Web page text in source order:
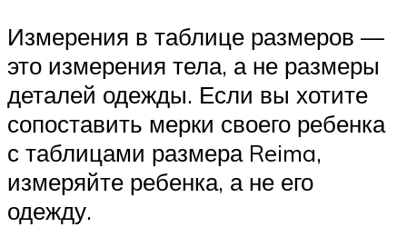
Измерения в таблице размеров —
это измерения тела, а не размеры
деталей одежды. Если вы хотите
сопоставить мерки своего ребенка
с таблицами размера Reima,
измеряйте ребенка, а не его
одежду.